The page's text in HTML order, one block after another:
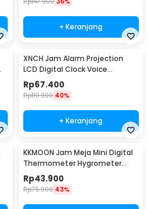
+ Keranjang
XNCH Jam Alarm Projection
LCD Digital Clock Voice
Thermometer - FJ3532
Rp67.400
Rp110.900 40%
+ Keranjang
KKMOON Jam Meja Mini Digital
Thermometer Hygrometer
Weather Station - CX220
Rp43.900
Rp75.900 43%